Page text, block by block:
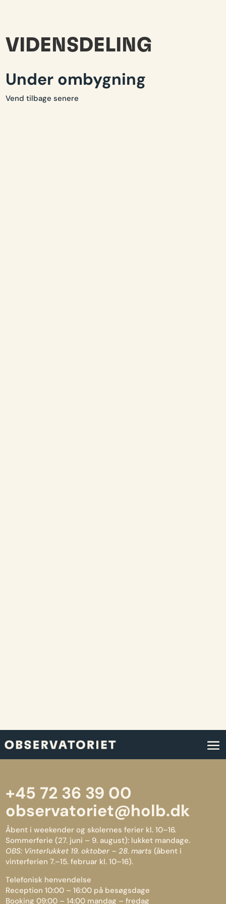
VIDENSDELING
Under ombygning
Vend tilbage senere
+45 72 36 39 00
observatoriet@holb.dk
Åbent i weekender og skolernes ferier kl. 10–16.
Sommerferie (27. juni – 9. august): lukket mandage.
OBS: Vinterlukket 19. oktober – 28. marts (åbent i
vinterferien 7.–15. februar kl. 10–16).
Telefonisk henvendelse
Reception 10:00 – 16:00 på besøgsdage
Booking 09:00 – 14:00 mandag – fredag